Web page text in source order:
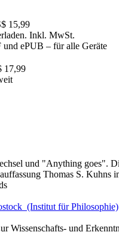
15,99
Inkl. MwSt.
und ePUB – für alle Geräte
17,99
und "Anything goes".
Thomas S. Kuhns
(Institut für Philosophie)
Wissenschafts- und